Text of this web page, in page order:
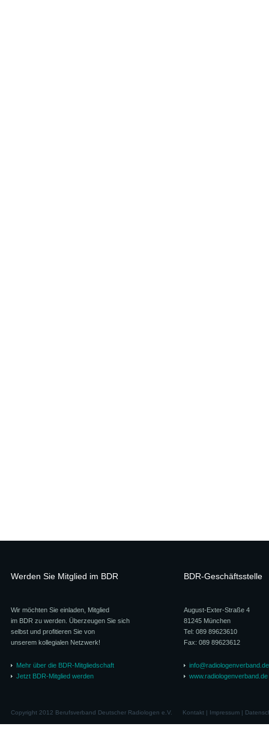
Werden Sie Mitglied im BDR
Wir möchten Sie einladen, Mitglied
im BDR zu werden. Überzeugen Sie sich
selbst und profitieren Sie von
unserem kollegialen Netzwerk!
Mehr über die BDR-Mitgliedschaft
Jetzt BDR-Mitglied werden
BDR-Geschäftsstelle
August-Exter-Straße 4
81245 München
Tel: 089 89623610
Fax: 089 89623612
info@radiologenverband.de
www.radiologenverband.de
Copyright 2012 Berufsverband Deutscher Radiologen e.V. Kontakt| Impressum|